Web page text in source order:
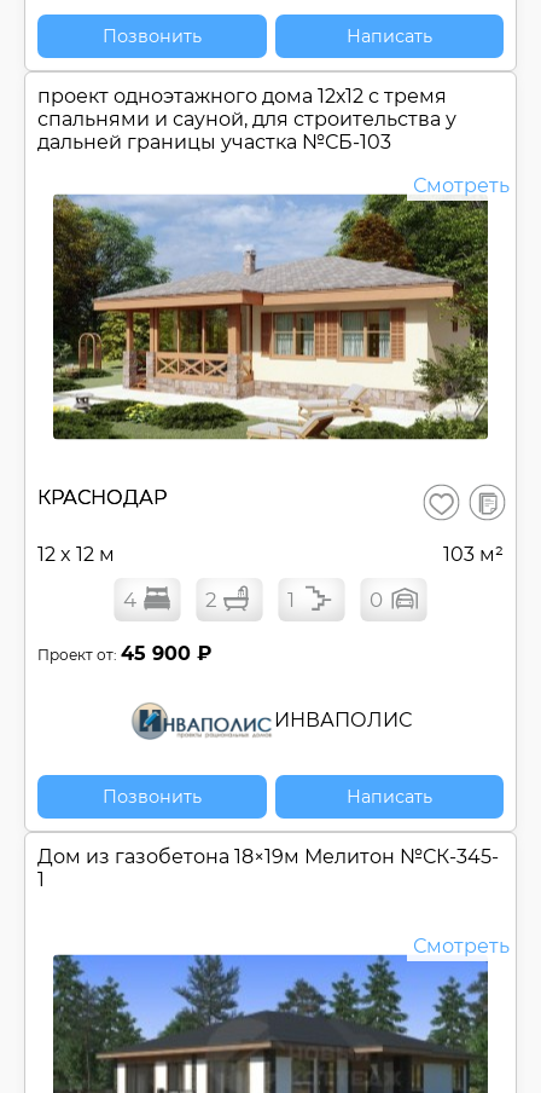
Позвонить Написать
проект одноэтажного дома 12х12 с тремя
спальнями и сауной, для строительства у
дальней границы участка №СБ-103
Смотреть
КРАСНОДАР Сохранить
В
12 x 12 м 103 м²
4 2 1 0
Проект от: 45 900 ₽
ИНВАПОЛИС
Позвонить Написать
Дом из газобетона 18×19м Мелитон №СК-345-
1
Смотреть